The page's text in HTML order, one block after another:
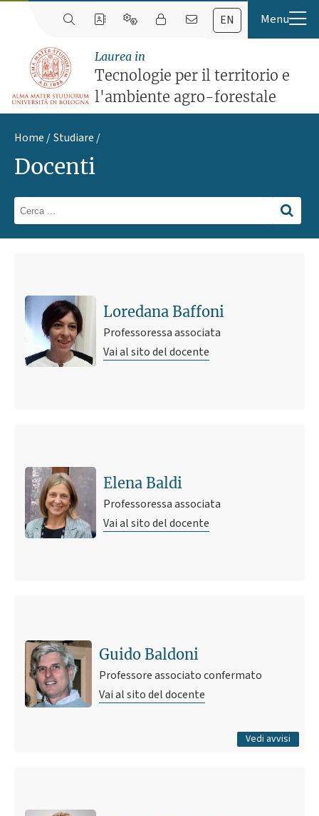
EN
Laurea in
Tecnologie per il territorio e
l'ambiente agro-forestale
Home Studiare
Docenti
Loredana Baffoni
Professoressa associata
Vai al sito del docente
Elena Baldi
Professoressa associata
Vai al sito del docente
Guido Baldoni
Professore associato confermato
Vai al sito del docente
Vedi avvisi
Pubblicato il
20 dicembre 2023 16:17
Tutti gli avvisi